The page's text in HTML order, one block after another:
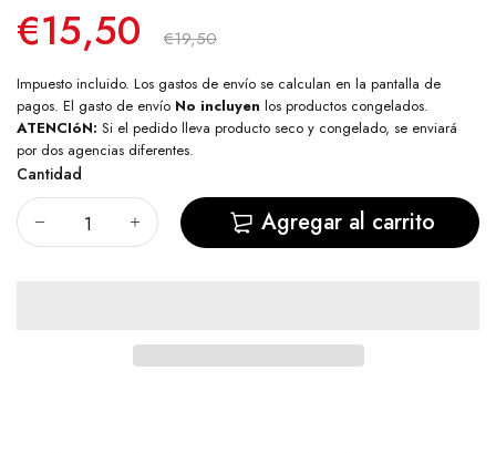
€15,50 €19,50
Impuesto incluido. Los gastos de envío se calculan en la pantalla de
pagos. El gasto de envío No incluyen los productos congelados.
ATENCIóN: Si el pedido lleva producto seco y congelado, se enviará
por dos agencias diferentes.
Cantidad
Agregar al carrito